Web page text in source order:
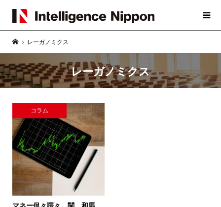
レーガノミクス
レーガノミクス
コラム
マネー侃々諤々 関 和馬